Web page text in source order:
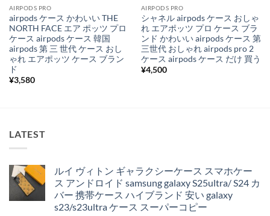
AIRPODS PRO
airpods ケース かわいい THE
NORTH FACE エア ポッツ プロ
ケース airpods ケース 韓国
airpods 第 三 世代 ケース おし
ゃれ エアポッツ ケース ブラン
ド
¥3,580
AIRPODS PRO
シャネル airpods ケース おしゃ
れ エアポッツ プロ ケース ブラ
ンド かわいい airpods ケース 第
三世代 おしゃれ airpods pro 2
ケース airpods ケース だけ 買う
¥4,500
LATEST
ルイ ヴィトン ギャラクシーケース スマホケー
ス アンドロイド samsung galaxy S25ultra/ S24 カ
バー 携帯ケース ハイブランド 安い galaxy
s23/s23ultra ケース スーパーコピー